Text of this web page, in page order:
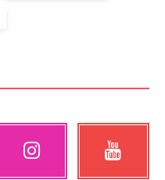
Instagram
Fotoğraflarımız!
YouTube
Videolara